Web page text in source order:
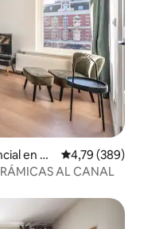
en Á
Calificación
4,79 (389)
AL CANAL